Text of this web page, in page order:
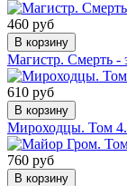
460 руб
В корзину
Магистр. Смерть -
610 руб
В корзину
Мироходцы. Том 4.
760 руб
В корзину